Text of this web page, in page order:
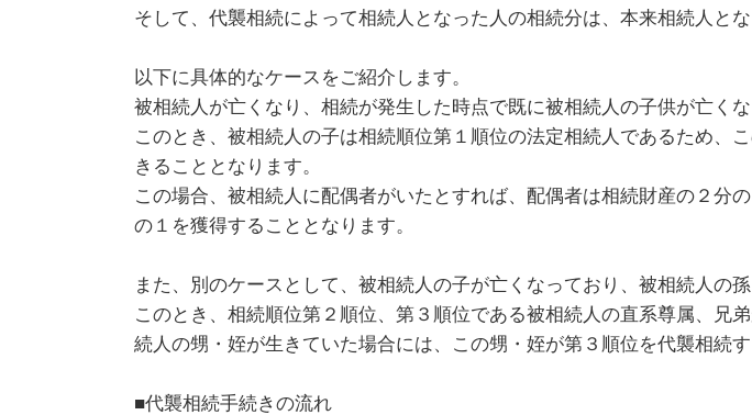
そして、代襲相続によって相続人となった人の相続分は、本来相続人と
以下に具体的なケースをご紹介します。
被相続人が亡くなり、相続が発生した時点で既に被相続人の子供が亡くな
このとき、被相続人の子は相続順位第１順位の法定相続人であるため、
きることとなります。
この場合、被相続人に配偶者がいたとすれば、配偶者は相続財産の２分
の１を獲得することとなります。
また、別のケースとして、被相続人の子が亡くなっており、被相続人の
このとき、相続順位第２順位、第３順位である被相続人の直系尊属、兄
続人の甥・姪が生きていた場合には、この甥・姪が第３順位を代襲相続す
■代襲相続手続きの流れ